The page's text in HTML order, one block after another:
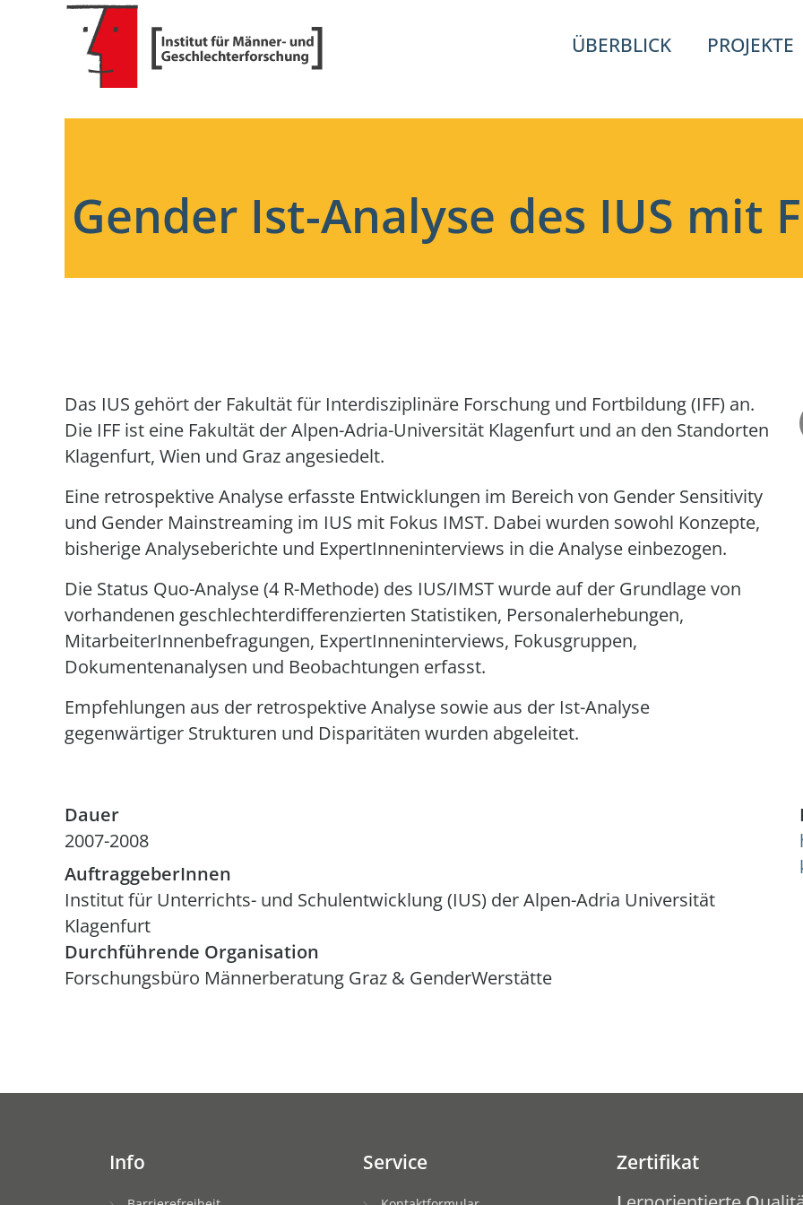
ÜBERBLICK PROJEKTE
Gender Ist-Analyse des IUS mit
Das IUS gehört der Fakultät für Interdisziplinäre Forschung und Fortbildung (IFF) an.
Die IFF ist eine Fakultät der Alpen-Adria-Universität Klagenfurt und an den Standorten
Klagenfurt, Wien und Graz angesiedelt.
Eine retrospektive Analyse erfasste Entwicklungen im Bereich von Gender Sensitivity
und Gender Mainstreaming im IUS mit Fokus IMST. Dabei wurden sowohl Konzepte,
bisherige Analyseberichte und ExpertInneninterviews in die Analyse einbezogen.
Die Status Quo-Analyse (4 R-Methode) des IUS/IMST wurde auf der Grundlage von
vorhandenen geschlechterdifferenzierten Statistiken, Personalerhebungen,
MitarbeiterInnenbefragungen, ExpertInneninterviews, Fokusgruppen,
Dokumentenanalysen und Beobachtungen erfasst.
Empfehlungen aus der retrospektive Analyse sowie aus der Ist-Analyse
gegenwärtiger Strukturen und Disparitäten wurden abgeleitet.
Dauer
2007-2008
AuftraggeberInnen
Institut für Unterrichts- und Schulentwicklung (IUS) der Alpen-Adria Universität
Klagenfurt
Durchführende Organisation
Forschungsbüro Männerberatung Graz & GenderWerstätte
Info Service Zertifikat